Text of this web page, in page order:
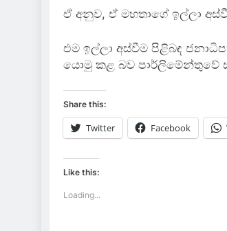
ඒ අනුව, ඒ මහතාගේ ඉල්ලා
එම ඉල්ලා අස්වීම පිළිබඳ
යොමු කළ බව පාර්ලිමේන්තුවේ
Share this:
Twitter Facebook
Like this:
Loading...